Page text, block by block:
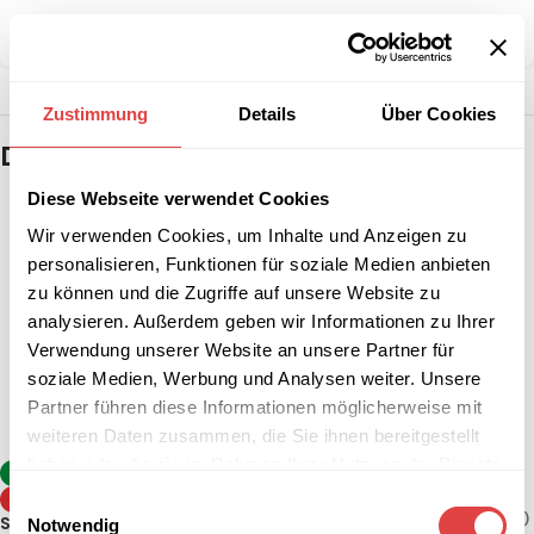
Zustimmung Details Über Cookies
Diese Webseite verwendet Cookies
Wir verwenden Cookies, um Inhalte und Anzeigen zu
personalisieren, Funktionen für soziale Medien anbieten
zu können und die Zugriffe auf unsere Website zu
analysieren. Außerdem geben wir Informationen zu Ihrer
Verwendung unserer Website an unsere Partner für
soziale Medien, Werbung und Analysen weiter. Unsere
Partner führen diese Informationen möglicherweise mit
weiteren Daten zusammen, die Sie ihnen bereitgestellt
Notwendig
Das könnte dir auch gefallen …
Stehtisch Berlin Weiß (2
€(inkl. MwSt.)